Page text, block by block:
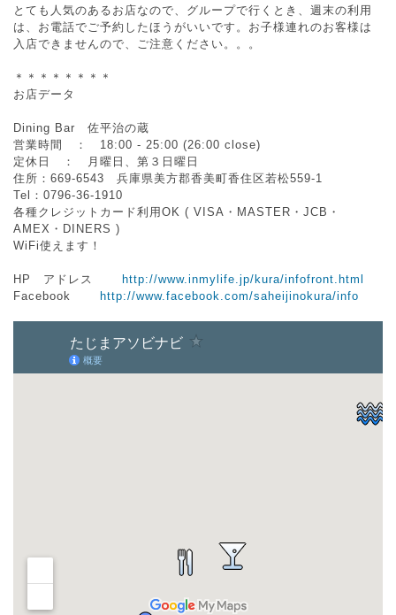
とても人気のあるお店なので、グループで行くとき、週末の利用
は、お電話でご予約したほうがいいです。お子様連れのお客様は
入店できませんので、ご注意ください。。。
＊＊＊＊＊＊＊＊
お店データ
Dining Bar 佐平治の蔵
営業時間 ： 18:00 - 25:00 (26:00 close)
定休日 ： 月曜日、第３日曜日
住所：669-6543 兵庫県美方郡香美町香住区若松559-1
Tel：0796-36-1910
各種クレジットカード利用OK ( VISA・MASTER・JCB・
AMEX・DINERS )
WiFi使えます！
HP アドレス http://www.inmylife.jp/kura/infofront.html
Facebook http://www.facebook.com/saheijinokura/info